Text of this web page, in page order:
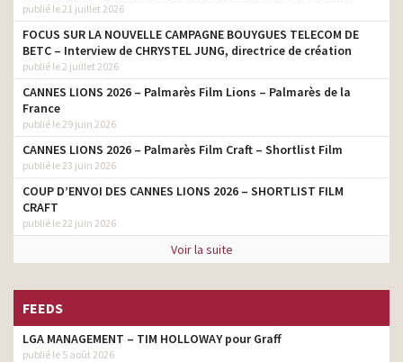
publié le 21 juillet 2026
FOCUS SUR LA NOUVELLE CAMPAGNE BOUYGUES TELECOM DE
BETC – Interview de CHRYSTEL JUNG, directrice de création
publié le 2 juillet 2026
CANNES LIONS 2026 – Palmarès Film Lions – Palmarès de la
France
publié le 29 juin 2026
CANNES LIONS 2026 – Palmarès Film Craft – Shortlist Film
publié le 23 juin 2026
COUP D’ENVOI DES CANNES LIONS 2026 – SHORTLIST FILM
CRAFT
publié le 22 juin 2026
Voir la suite
FEEDS
LGA MANAGEMENT – TIM HOLLOWAY pour Graff
publié le 5 août 2026